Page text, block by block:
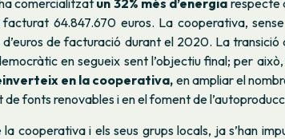
64.847.670 euros. La cooperativa,
de facturació durant el 2020. La transició
en segueix sent l’objectiu final; per
en la cooperativa, en ampliar el
de fonts renovables i en el foment de
cooperativa i els seus grups locals, ja s’han